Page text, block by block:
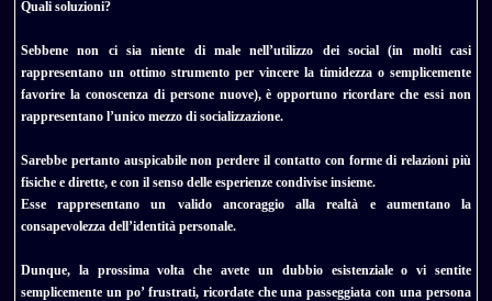
Quali soluzioni?
Sebbene non ci sia niente di male nell’utilizzo dei social (in molti casi
rappresentano un ottimo strumento per vincere la timidezza o semplicemente
favorire la conoscenza di persone nuove), è opportuno ricordare che essi non
rappresentano l’unico mezzo di socializzazione.
Sarebbe pertanto auspicabile non perdere il contatto con forme di relazioni più
fisiche e dirette, e con il senso delle esperienze condivise insieme.
Esse rappresentano un valido ancoraggio alla realtà e aumentano la
consapevolezza dell’identità personale.
Dunque, la prossima volta che avete un dubbio esistenziale o vi sentite
semplicemente un po’ frustrati, ricordate che una passeggiata con una persona